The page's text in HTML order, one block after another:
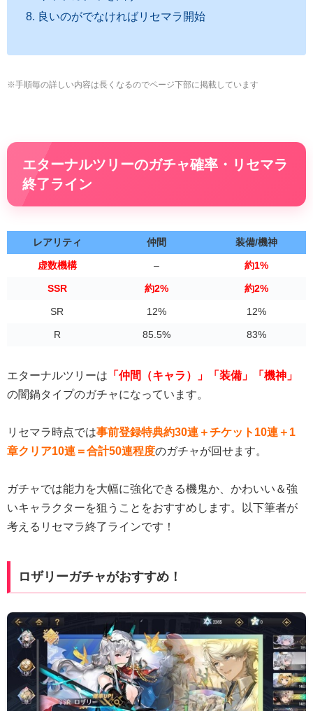
良いのがでなければリセマラ開始
※手順毎の詳しい内容は長くなるのでページ下部に掲載しています
エターナルツリーのガチャ確率・リセマラ
終了ライン
レアリティ 仲間 装備/機神
虚数機構 – 約1%
SSR 約2% 約2%
SR 12% 12%
R 85.5% 83%
エターナルツリーは 「仲間（キャラ）」「装備」「機神」
の闇鍋タイプのガチャになっています。
リセマラ時点では事前登録特典約30連＋チケット10連＋1
章クリア10連＝合計50連程度のガチャが回せます。
ガチャでは能力を大幅に強化できる機鬼か、かわいい＆強
いキャラクターを狙うことをおすすめします。以下筆者が
考えるリセマラ終了ラインです！
ロザリーガチャがおすすめ！